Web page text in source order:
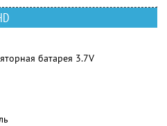
батарея 3.7V